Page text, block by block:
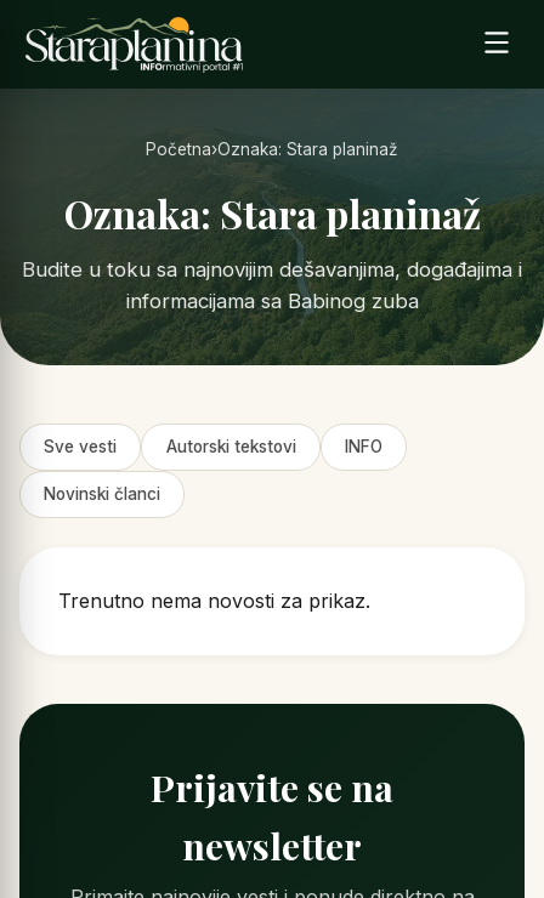
Početna›Oznaka: Stara planinaž
Oznaka: Stara planinaž
Budite u toku sa najnovijim dešavanjima, događajima i
informacijama sa Babinog zuba
Sve vesti Autorski tekstovi INFO
Novinski članci
Trenutno nema novosti za prikaz.
Prijavite se na
newsletter